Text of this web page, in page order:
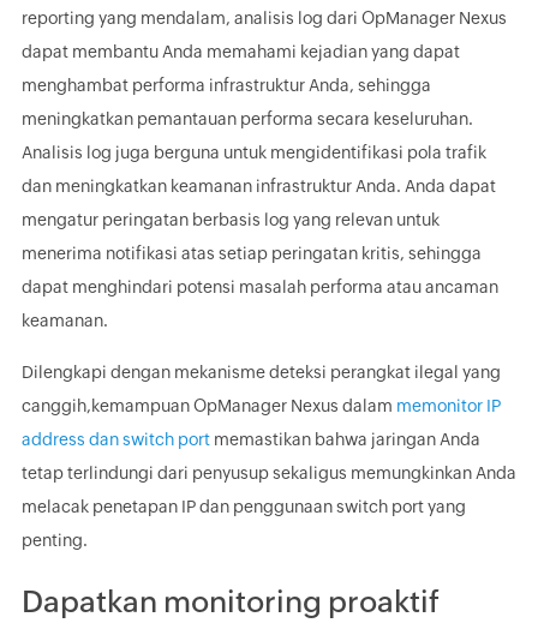
reporting yang mendalam, analisis log dari OpManager Nexus
dapat membantu Anda memahami kejadian yang dapat
menghambat performa infrastruktur Anda, sehingga
meningkatkan pemantauan performa secara keseluruhan.
Analisis log juga berguna untuk mengidentifikasi pola trafik
dan meningkatkan keamanan infrastruktur Anda. Anda dapat
mengatur peringatan berbasis log yang relevan untuk
menerima notifikasi atas setiap peringatan kritis, sehingga
dapat menghindari potensi masalah performa atau ancaman
keamanan.
Dilengkapi dengan mekanisme deteksi perangkat ilegal yang
canggih,kemampuan OpManager Nexus dalam memonitor IP
address dan switch portmemastikan bahwa jaringan Anda
tetap terlindungi dari penyusup sekaligus memungkinkan Anda
melacak penetapan IP dan penggunaan switch port yang
penting.
Dapatkan monitoring proaktif